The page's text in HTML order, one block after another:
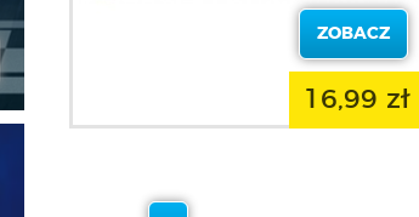
ZOBACZ
16,99 zł